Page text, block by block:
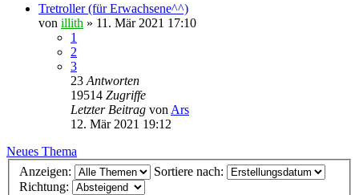
Tretroller (für Erwachsene^^)
von illith » 11. Mär 2021 17:10
1
2
3
23 Antworten
19514 Zugriffe
Letzter Beitrag von Ars
12. Mär 2021 19:12
Neues Thema
Anzeigen:
Sortiere nach:
Richtung: